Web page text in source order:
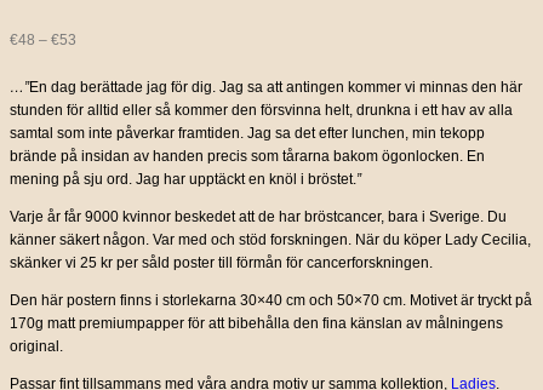
€48 – €53
€48
till
€53
…”En dag berättade jag för dig. Jag sa att antingen kommer vi minnas den här
stunden för alltid eller så kommer den försvinna helt, drunkna i ett hav av alla
samtal som inte påverkar framtiden. Jag sa det efter lunchen, min tekopp
brände på insidan av handen precis som tårarna bakom ögonlocken. En
mening på sju ord. Jag har upptäckt en knöl i bröstet.”
Varje år får 9000 kvinnor beskedet att de har bröstcancer, bara i Sverige. Du
känner säkert någon. Var med och stöd forskningen. När du köper Lady Cecilia,
skänker vi 25 kr per såld poster till förmån för cancerforskningen.
Den här postern finns i storlekarna 30×40 cm och 50×70 cm. Motivet är tryckt på
170g matt premiumpapper för att bibehålla den fina känslan av målningens
original.
Passar fint tillsammans med våra andra motiv ur samma kollektion, Ladies.